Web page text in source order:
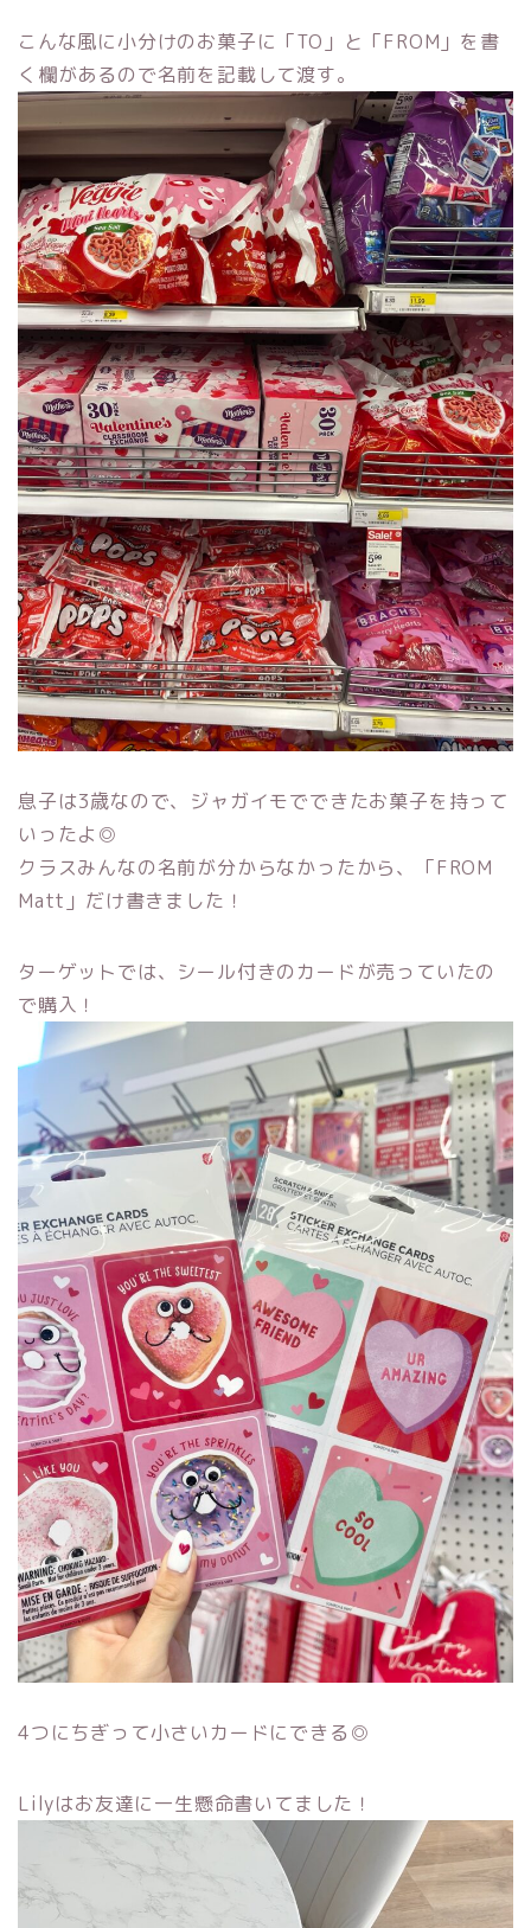
こんな風に小分けのお菓子に「TO」と「FROM」を書
く欄があるので名前を記載して渡す。
息子は3歳なので、ジャガイモでできたお菓子を持って
いったよ◎
クラスみんなの名前が分からなかったから、「FROM
Matt」だけ書きました！
ターゲットでは、シール付きのカードが売っていたの
で購入！
4つにちぎって小さいカードにできる◎
Lilyはお友達に一生懸命書いてました！